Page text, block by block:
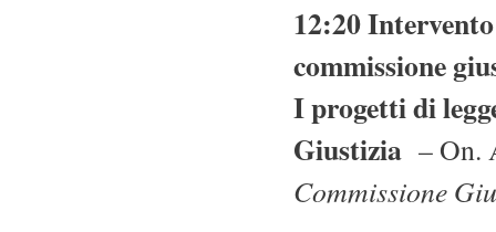
12:20
commissione
I progetti di
Giustizia – On.
Commissione